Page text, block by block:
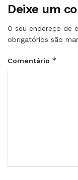
Deixe um
O seu endereço de
obrigatórios são
Comentário *